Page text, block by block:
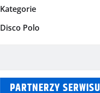
Kategorie
Disco Polo
PARTNERZY SERWISU